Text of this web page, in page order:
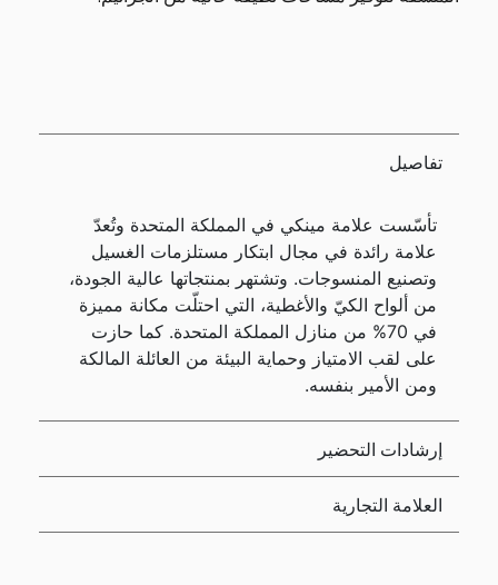
تفاصيل
تأسّست علامة مينكي في المملكة المتحدة وتُعدّ
علامة رائدة في مجال ابتكار مستلزمات الغسيل
وتصنيع المنسوجات. وتشتهر بمنتجاتها عالية الجودة،
من ألواح الكيّ والأغطية، التي احتلّت مكانة مميزة
في 70% من منازل المملكة المتحدة. كما حازت
على لقب الامتياز وحماية البيئة من العائلة المالكة
ومن الأمير بنفسه.
إرشادات التحضير
العلامة التجارية